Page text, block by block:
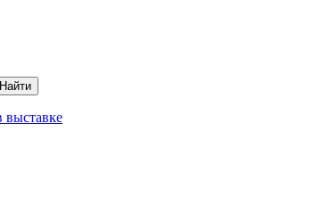
Найти
выставке